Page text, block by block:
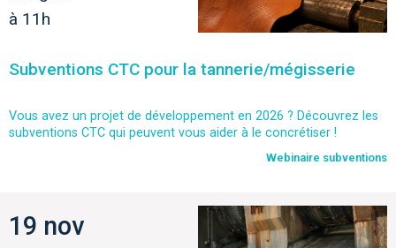
à 11h
Subventions CTC pour la tannerie/mégisserie
Vous avez un projet de développement en 2026 ? Découvrez les
subventions CTC qui peuvent vous aider à le concrétiser !
Webinaire subventions
19 nov